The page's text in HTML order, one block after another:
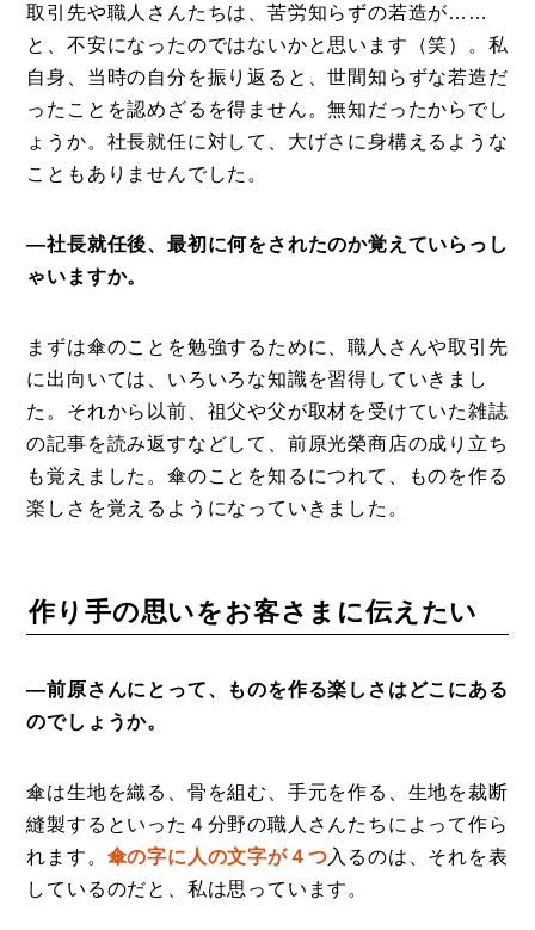
取引先や職人さんたちは、苦労知らずの若造が……
と、不安になったのではないかと思います（笑）。私
自身、当時の自分を振り返ると、世間知らずな若造だ
ったことを認めざるを得ません。無知だったからでし
ょうか。社長就任に対して、大げさに身構えるような
こともありませんでした。
―社長就任後、最初に何をされたのか覚えていらっし
ゃいますか。
まずは傘のことを勉強するために、職人さんや取引先
に出向いては、いろいろな知識を習得していきまし
た。それから以前、祖父や父が取材を受けていた雑誌
の記事を読み返すなどして、前原光榮商店の成り立ち
も覚えました。傘のことを知るにつれて、ものを作る
楽しさを覚えるようになっていきました。
作り手の思いをお客さまに伝えたい
―前原さんにとって、ものを作る楽しさはどこにある
のでしょうか。
傘は生地を織る、骨を組む、手元を作る、生地を裁断
縫製するといった４分野の職人さんたちによって作ら
れます。 傘の字に人の文字が４つ入るのは、それを表
しているのだと、私は思っています。